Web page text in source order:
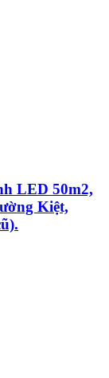
LED 50m2,
Kiệt,